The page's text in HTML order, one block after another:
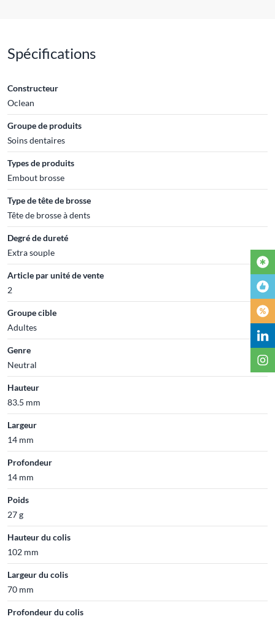
Spécifications
Constructeur
Oclean
Groupe de produits
Soins dentaires
Types de produits
Embout brosse
Type de tête de brosse
Tête de brosse à dents
Degré de dureté
Extra souple
Article par unité de vente
2
Groupe cible
Adultes
Genre
Neutral
Hauteur
83.5 mm
Largeur
14 mm
Profondeur
14 mm
Poids
27 g
Hauteur du colis
102 mm
Largeur du colis
70 mm
Profondeur du colis